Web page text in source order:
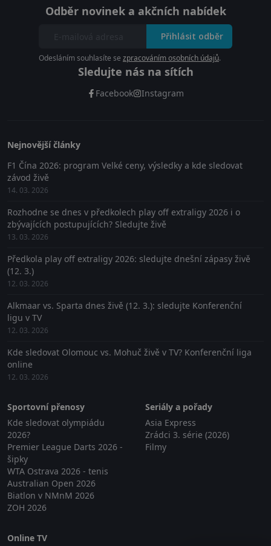
Odběr novinek a akčních nabídek
Přihlásit odběr
Odesláním souhlasíte se zpracováním osobních údajů.
Sledujte nás na sítích
Facebook Instagram
Nejnovější články
F1 Čína 2026: program Velké ceny, výsledky a kde sledovat
závod živě
14. 03. 2026
Rozhodne se dnes v předkolech play off extraligy 2026 i o
zbývajících postupujících? Sledujte živě
13. 03. 2026
Předkola play off extraligy 2026: sledujte dnešní zápasy živě
(12. 3.)
12. 03. 2026
Alkmaar vs. Sparta dnes živě (12. 3.): sledujte Konferenční
ligu v TV
12. 03. 2026
Kde sledovat Olomouc vs. Mohuč živě v TV? Konferenční liga
online
12. 03. 2026
Sportovní přenosy
Kde sledovat olympiádu
2026?
Premier League Darts 2026 -
šipky
WTA Ostrava 2026 - tenis
Australian Open 2026
Biatlon v NMnM 2026
ZOH 2026
Seriály a pořady
Asia Express
Zrádci 3. série (2026)
Filmy
Online TV